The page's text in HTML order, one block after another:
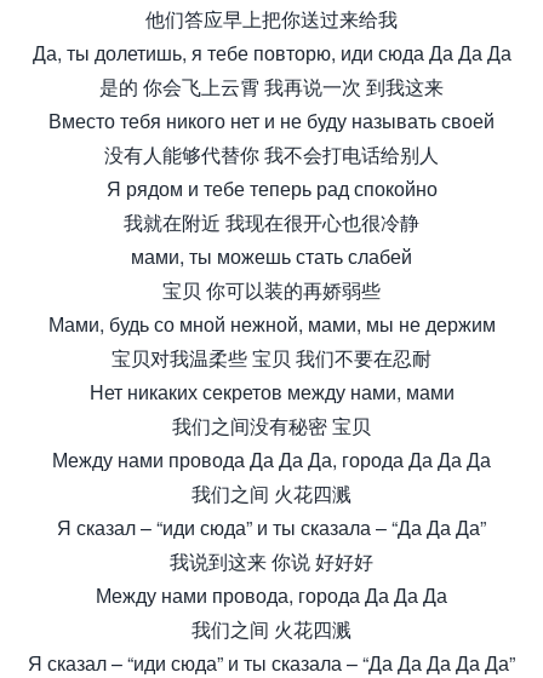
他们答应早上把你送过来给我
Да, ты долетишь, я тебе повторю, иди сюда Да Да Да
是的 你会飞上云霄 我再说一次 到我这来
Вместо тебя никого нет и не буду называть своей
没有人能够代替你 我不会打电话给别人
Я рядом и тебе теперь рад спокойно
我就在附近 我现在很开心也很冷静
мами, ты можешь стать слабей
宝贝 你可以装的再娇弱些
Мами, будь со мной нежной, мами, мы не держим
宝贝对我温柔些 宝贝 我们不要在忍耐
Нет никаких секретов между нами, мами
我们之间没有秘密 宝贝
Между нами провода Да Да Да, города Да Да Да
我们之间 火花四溅
Я сказал – “иди сюда” и ты сказала – “Да Да Да”
我说到这来 你说 好好好
Между нами провода, города Да Да Да
我们之间 火花四溅
Я сказал – “иди сюда” и ты сказала – “Да Да Да Да Да”